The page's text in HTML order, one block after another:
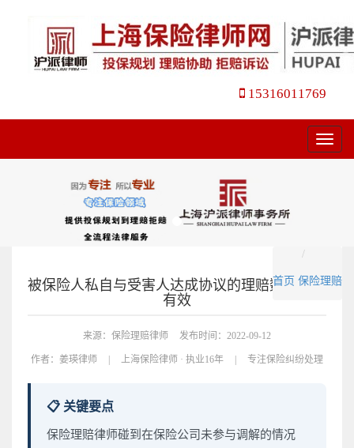
15316011769
菜
单
首页 保险理赔
被保险人私自与受害人达成协议的理赔数额是否
有效
来源：保险理赔律师 发布时间：2022-09-12
作者： 姜瑛律师 | 上海保险律师 · 执业16年 | 专注保险纠纷处理
📋 关键要点
保险理赔律师碰到在保险公司未参与调解的情况